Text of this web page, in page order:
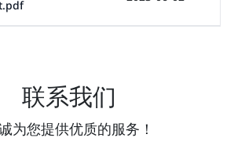
联系我们
为您提供优质的服务！